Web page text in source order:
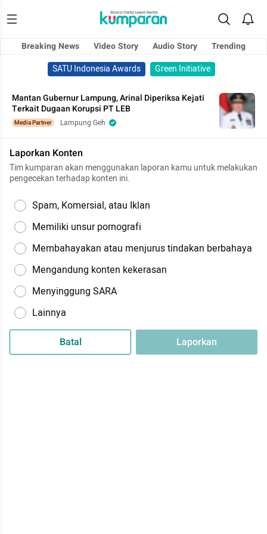
Breaking News Video Story Audio Story
Trending
SATU Indonesia Awards
Green Initiative
Mantan Gubernur Lampung, Arinal Diperiksa Kejati
Terkait Dugaan Korupsi PT LEB
Media Partner Lampung Geh
Laporkan Konten
Tim kumparan akan menggunakan laporan kamu untuk melakukan
pengecekan terhadap konten ini.
Spam, Komersial, atau Iklan
Memiliki unsur pornografi
Membahayakan atau menjurus tindakan berbahaya
Mengandung konten kekerasan
Menyinggung SARA
Lainnya
Batal Laporkan